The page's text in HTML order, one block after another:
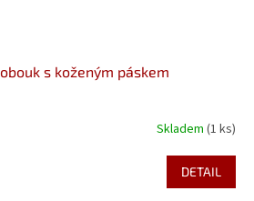
s koženým páskem
Skladem (1 ks)
DETAIL